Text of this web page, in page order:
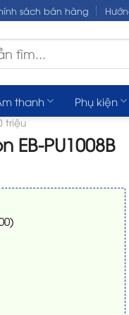
sách bán hàng
thanh Phụ kiện
triệu
EB-PU1008B